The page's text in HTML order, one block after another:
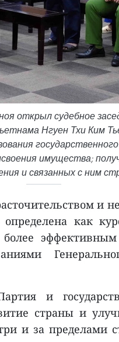
открыл судебное
Нгуен Тхи Ким
имущества;
и связанных с ним
и
как
и
страны и
и за пределами